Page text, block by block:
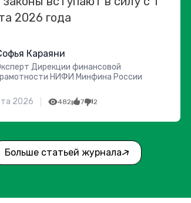
2026 года
Караяни
Дирекции финансовой
НИФИ Минфина России
2026 482 7 2
Больше статьей журнала